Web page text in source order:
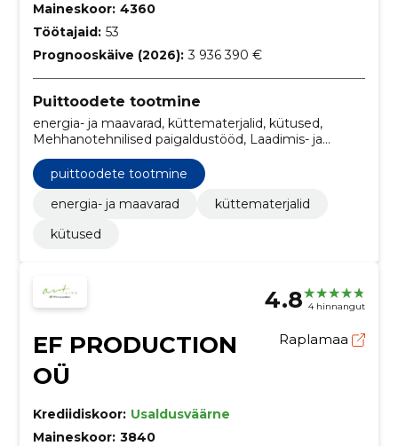
Maineskoor: 4360
Töötajaid: 53
Prognooskäive (2026): 3 936 390 €
Puittoodete tootmine
energia- ja maavarad, küttematerjalid, kütused,
Mehhanotehnilised paigaldustööd, Laadimis- ja
teisaldusseadmed, Mitmesugused eriotstarbelised
masinad, Eriotstarbelised teisaldatavad konteinerid
puittoodete tootmine
energia- ja maavarad
küttematerjalid
kütused
4.8 4 hinnangut
EF PRODUCTION
OÜ
Raplamaa
Krediidiskoor: Usaldusväärne
Maineskoor: 3840